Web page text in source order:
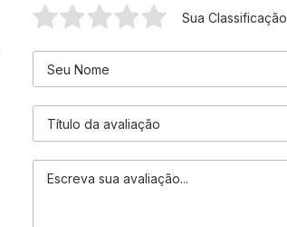
Sua Classificação